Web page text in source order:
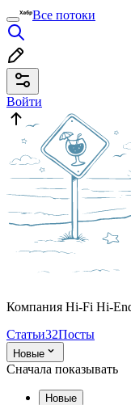
Все потоки
Войти
Компания Hi-Fi Hi-
Статьи32Посты
Новые
Сначала показывать
Новые